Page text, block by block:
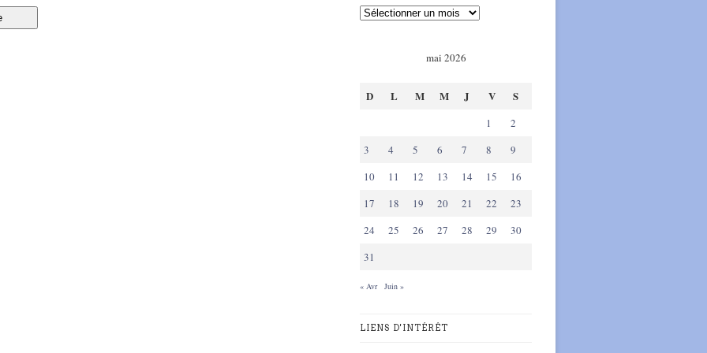
mai 2026
D L M M J V S
1
2
3
4 5 6 7 8
9
10
11 12 13 14 15
16
17
18 19 20 21 22
23
24
25 26 27 28 29
30
31
« Avr Juin »
LIENS D'INTÉRÊT